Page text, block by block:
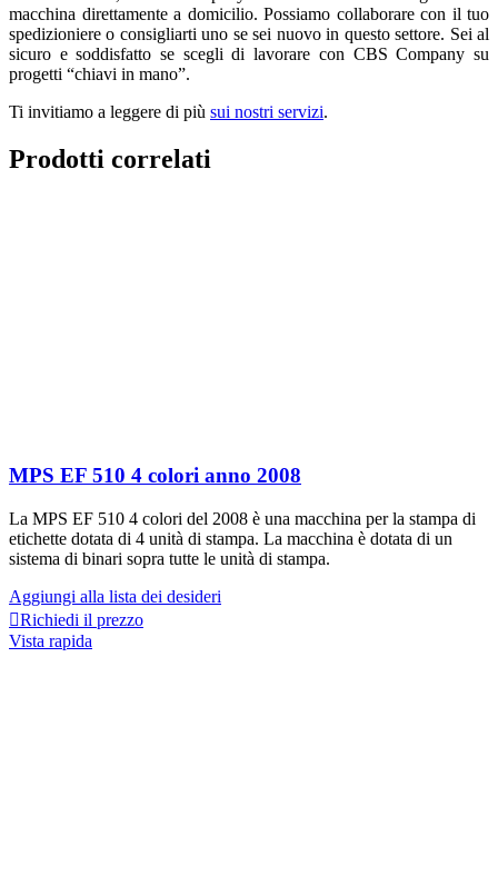
macchina direttamente a domicilio. Possiamo collaborare con il tuo
spedizioniere o consigliarti uno se sei nuovo in questo settore. Sei al
sicuro e soddisfatto se scegli di lavorare con CBS Company su
progetti “chiavi in mano”.
Ti invitiamo a leggere di più sui nostri servizi.
Prodotti correlati
MPS EF 510 4 colori anno 2008
La MPS EF 510 4 colori del 2008 è una macchina per la stampa di
etichette dotata di 4 unità di stampa. La macchina è dotata di un
sistema di binari sopra tutte le unità di stampa.
Aggiungi alla lista dei desideri
Richiedi il prezzo
Vista rapida